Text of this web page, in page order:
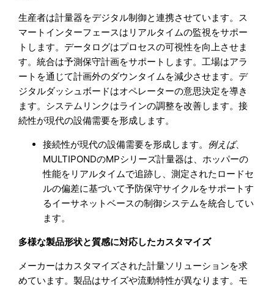
生産者は計量器をデジタル制御と連携させています。ス
マートインターフェースはリアルタイムの監視をサポー
トします。データログはプロセスの可視性を向上させま
す。統合は予測保守計画をサポートします。工場はアラ
ートを通じて計画外のダウンタイムを減少させます。デ
ジタルダッシュボードはオペレーターの意思決定を導き
ます。システムリンクはラインの調整を改善します。接
続性が現代の設備需要を形成します。
接続性が現代の設備需要を形成します。 例えば、
MULTIPONDのMPシリーズ計量器は、ホッパーの
性能をリアルタイムで追跡し、測定されたロードセ
ルの偏差に基づいて予防保守サイクルをサポートす
るイーサネットベースの制御システムを統合してい
ます。
多様な製品形状と質感に対応したカスタマイズ
メーカーはカスタマイズされた計量ソリューションを求
めています。製品はサイズや流動特性が異なります。モ